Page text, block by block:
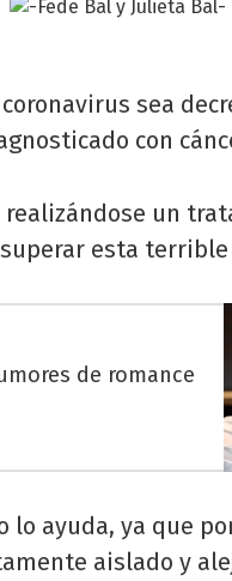
sea
con
un
esta
de romance
lo ayuda, ya que
aislado y